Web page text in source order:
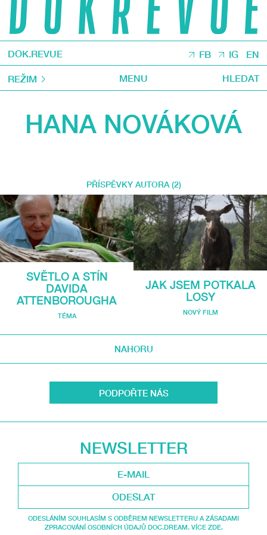
DOK.REVUE FB IG EN
REŽIM MENU HLEDAT
HANA NOVÁKOVÁ
PŘÍSPĚVKY AUTORA (2)
SVĚTLO A STÍN
DAVIDA
ATTENBOROUGHA
TÉMA
JAK JSEM POTKALA
LOSY
NOVÝ FILM
NAHORU
PODPOŘTE NÁS
NEWSLETTER
ODESLAT
ODESLÁNÍM SOUHLASÍM S ODBĚREM NEWSLETTERU A ZÁSADAMI
ZPRACOVÁNÍ OSOBNÍCH ÚDAJŮ DOC.DREAM. VÍCE ZDE.